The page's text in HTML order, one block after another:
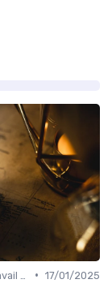
• 17/01/2025